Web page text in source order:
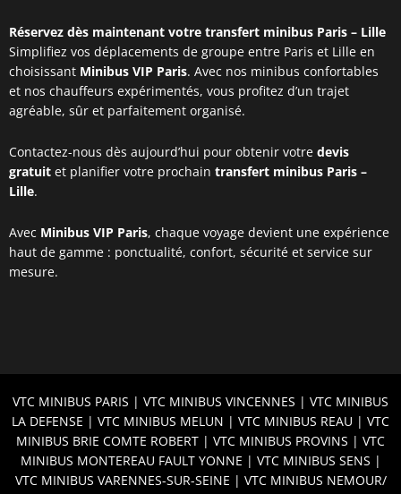
Réservez dès maintenant votre transfert minibus Paris – Lille
Simplifiez vos déplacements de groupe entre Paris et Lille en
choisissant Minibus VIP Paris. Avec nos minibus confortables
et nos chauffeurs expérimentés, vous profitez d’un trajet
agréable, sûr et parfaitement organisé.
Contactez-nous dès aujourd’hui pour obtenir votre devis
gratuit et planifier votre prochain transfert minibus Paris –
Lille.
Avec Minibus VIP Paris, chaque voyage devient une expérience
haut de gamme : ponctualité, confort, sécurité et service sur
mesure.
VTC MINIBUS PARIS | VTC MINIBUS VINCENNES | VTC MINIBUS
LA DEFENSE | VTC MINIBUS MELUN | VTC MINIBUS REAU | VTC
MINIBUS BRIE COMTE ROBERT | VTC MINIBUS PROVINS | VTC
MINIBUS MONTEREAU FAULT YONNE | VTC MINIBUS SENS |
VTC MINIBUS VARENNES-SUR-SEINE | VTC MINIBUS NEMOUR/